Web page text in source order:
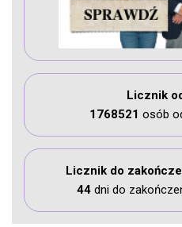
Licznik
1768521 osób
Licznik do
44 dni do